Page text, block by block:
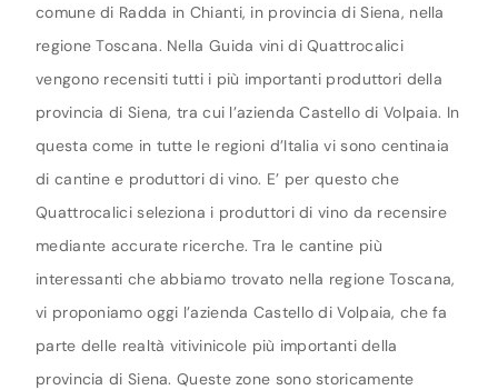
comune di Radda in Chianti, in provincia di Siena, nella
regione Toscana. Nella Guida vini di Quattrocalici
vengono recensiti tutti i più importanti produttori della
provincia di Siena, tra cui l’azienda Castello di Volpaia. In
questa come in tutte le regioni d’Italia vi sono centinaia
di cantine e produttori di vino. E’ per questo che
Quattrocalici seleziona i produttori di vino da recensire
mediante accurate ricerche. Tra le cantine più
interessanti che abbiamo trovato nella regione Toscana,
vi proponiamo oggi l’azienda Castello di Volpaia, che fa
parte delle realtà vitivinicole più importanti della
provincia di Siena. Queste zone sono storicamente